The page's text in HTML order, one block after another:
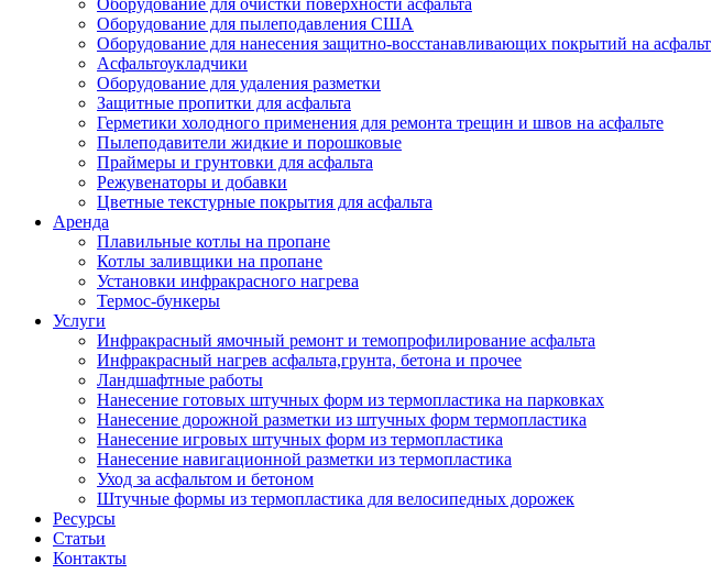
Оборудование для очистки поверхности асфальта
Оборудование для пылеподавления США
Оборудование для нанесения защитно-восстанавливающих покрытий на асфальт
Асфальтоукладчики
Оборудование для удаления разметки
Защитные пропитки для асфальта
Герметики холодного применения для ремонта трещин и швов на асфальте
Пылеподавители жидкие и порошковые
Праймеры и грунтовки для асфальта
Режувенаторы и добавки
Цветные текстурные покрытия для асфальта
Аренда
Плавильные котлы на пропане
Котлы заливщики на пропане
Установки инфракрасного нагрева
Термос-бункеры
Услуги
Инфракрасный ямочный ремонт и темопрофилирование асфальта
Инфракрасный нагрев асфальта,грунта, бетона и прочее
Ландшафтные работы
Нанесение готовых штучных форм из термопластика на парковках
Нанесение дорожной разметки из штучных форм термопластика
Нанесение игровых штучных форм из термопластика
Нанесение навигационной разметки из термопластика
Уход за асфальтом и бетоном
Штучные формы из термопластика для велосипедных дорожек
Ресурсы
Статьи
Контакты